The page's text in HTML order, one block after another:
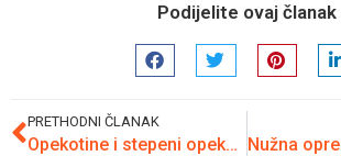
Podijelite ovaj članak
PRETHODNI ČLANAK
Opekotine i stepeni opekotina